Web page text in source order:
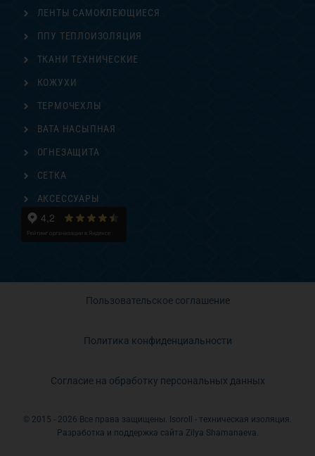
ЛЕНТЫ САМОКЛЕЮЩИЕСЯ
ППУ ТЕПЛОИЗОЛЯЦИЯ
ТКАНИ ТЕХНИЧЕСКИЕ
КОЖУХИ
ТЕРМОЧЕХЛЫ
ВАТА НАСЫПНАЯ
ОГНЕЗАЩИТА
СЕТКА
АКСЕССУАРЫ
Пользовательское соглашение
Политика конфиденциальности
Согласие на обработку персональных данных
© 2015 - 2026 Все права защищены. Isoroll - техническая изоляция.
Разработка и поддержка сайта Zilya Shamanaeva.